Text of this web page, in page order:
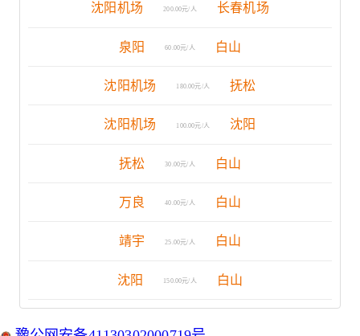
沈阳机场 200.00元/人 长春机场
泉阳 60.00元/人 白山
沈阳机场 180.00元/人 抚松
沈阳机场 100.00元/人 沈阳
抚松 30.00元/人 白山
万良 40.00元/人 白山
靖宇 25.00元/人 白山
沈阳 150.00元/人 白山